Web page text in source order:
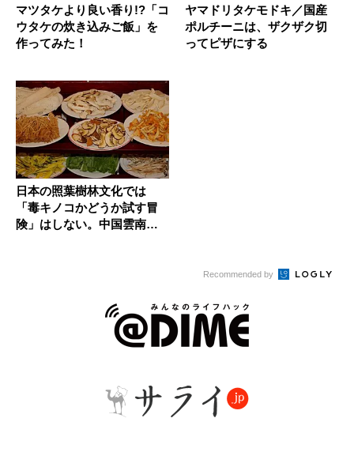
マツタケより良い香り!?「コ
ウタケの炊き込みご飯」を
作ってみた！
ヤマドリタケモドキ／国産
ポルチーニは、ザクザク切
ってピザにする
日本の照葉樹林文化では
「毒キノコかどうか試す冒
険」はしない。中国雲南省
Recommended by